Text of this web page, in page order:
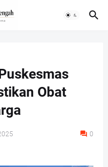
Obat
0